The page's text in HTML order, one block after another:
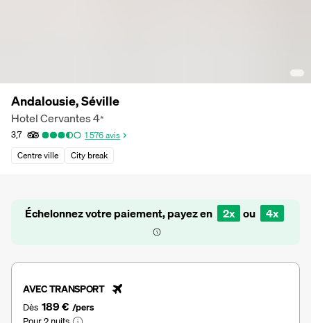
Andalousie, Séville
Hotel Cervantes4*
3,7 1 576avis
Centre ville
City break
Échelonnez votre paiement, payez en 2x ou 4x
AVEC TRANSPORT
Dès 189 € /pers